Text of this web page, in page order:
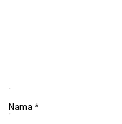
Nama *